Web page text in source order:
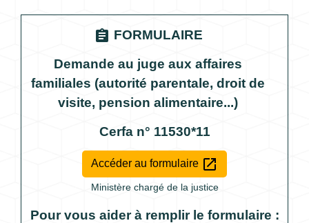
assignment FORMULAIRE
Demande au juge aux affaires
familiales (autorité parentale, droit de
visite, pension alimentaire...)
Cerfa n° 11530*11
Accéder au formulaire open_in_new
Ministère chargé de la justice
Pour vous aider à remplir le formulaire :